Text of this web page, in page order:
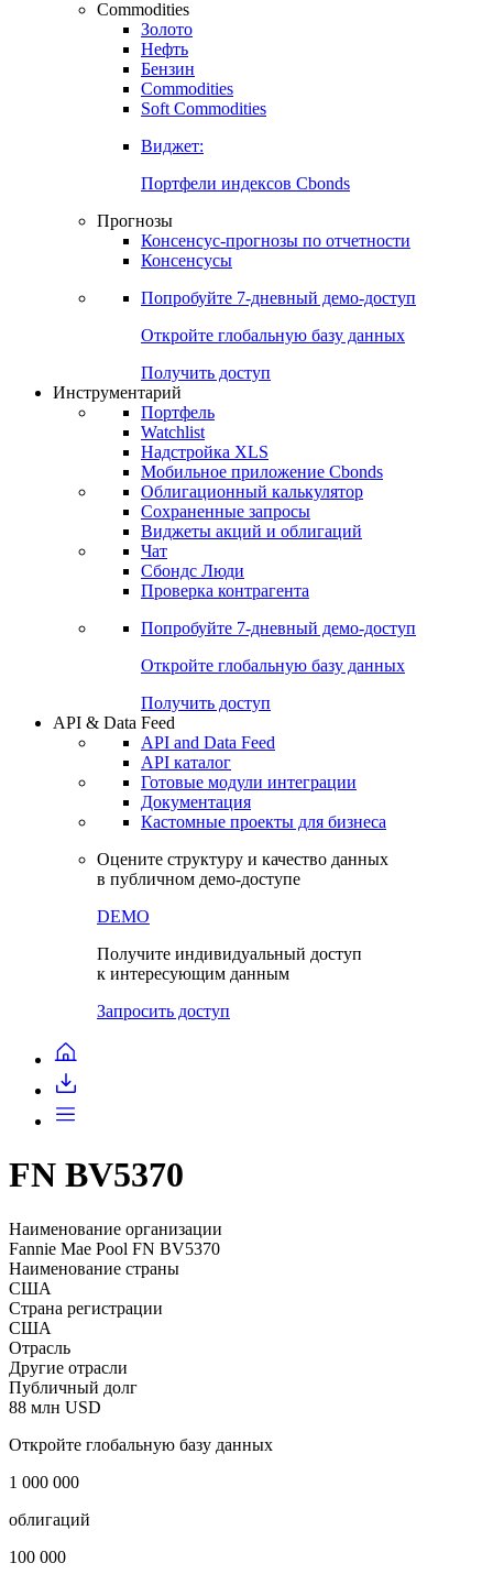
Commodities
Золото
Нефть
Бензин
Commodities
Soft Commodities
Виджет:
Портфели индексов Cbonds
Прогнозы
Консенсус-прогнозы по отчетности
Консенсусы
Попробуйте 7-дневный демо-доступ
Откройте глобальную базу данных
Получить доступ
Инструментарий
Портфель
Watchlist
Надстройка XLS
Мобильное приложение Cbonds
Облигационный калькулятор
Сохраненные запросы
Виджеты акций и облигаций
Чат
Сбондс Люди
Проверка контрагента
Попробуйте 7-дневный демо-доступ
Откройте глобальную базу данных
Получить доступ
API & Data Feed
API and Data Feed
API каталог
Готовые модули интеграции
Документация
Кастомные проекты для бизнеса
Оцените структуру и качество данных
в публичном демо-доступе
DEMO
Получите индивидуальный доступ
к интересующим данным
Запросить доступ
FN BV5370
Наименование организации
Fannie Mae Pool FN BV5370
Наименование страны
США
Страна регистрации
США
Отрасль
Другие отрасли
Публичный долг
88 млн USD
Откройте глобальную базу данных
1 000 000
облигаций
100 000